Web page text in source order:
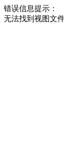
错误信息提示：
无法找到视图文件